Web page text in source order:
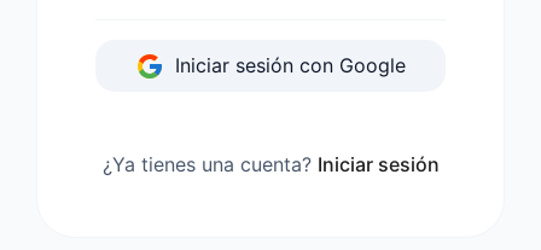
Iniciar sesión con Google
¿Ya tienes una cuenta? Iniciar sesión